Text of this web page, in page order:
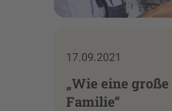
17.09.2021
„Wie eine große
Familie“